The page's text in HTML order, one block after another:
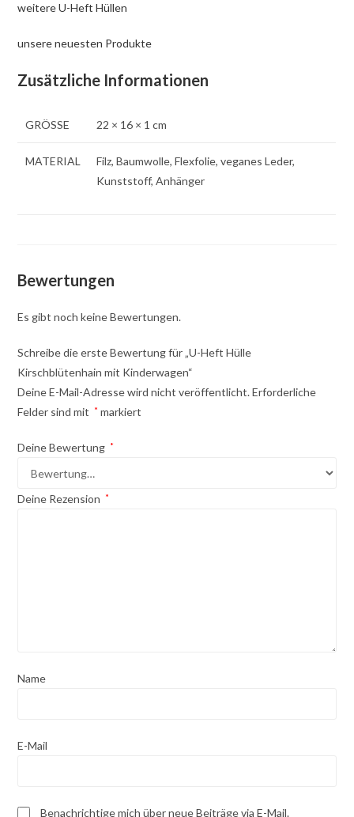
weitere U-Heft Hüllen
unsere neuesten Produkte
Zusätzliche Informationen
GRÖSSE 22 × 16 × 1 cm
MATERIAL
Filz, Baumwolle, Flexfolie, veganes Leder,
Kunststoff, Anhänger
Bewertungen
Es gibt noch keine Bewertungen.
Schreibe die erste Bewertung für „U-Heft Hülle
Kirschblütenhain mit Kinderwagen“
Deine E-Mail-Adresse wird nicht veröffentlicht. Erforderliche
Felder sind mit
* markiert
Deine Bewertung *
Deine Rezension *
Name
E-Mail
Benachrichtige mich über neue Beiträge via E-Mail.